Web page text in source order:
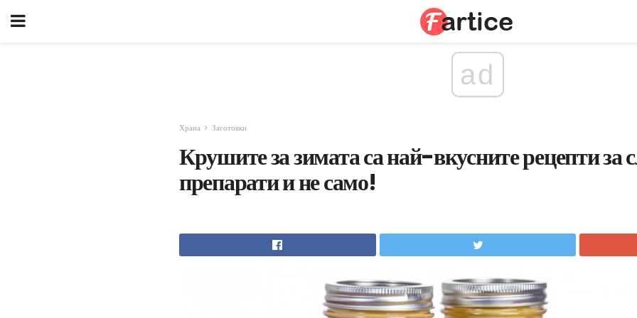
ad
Храна Заготовки
Крушите за зимата са най-вкусните рецепти за
препарати и не само!